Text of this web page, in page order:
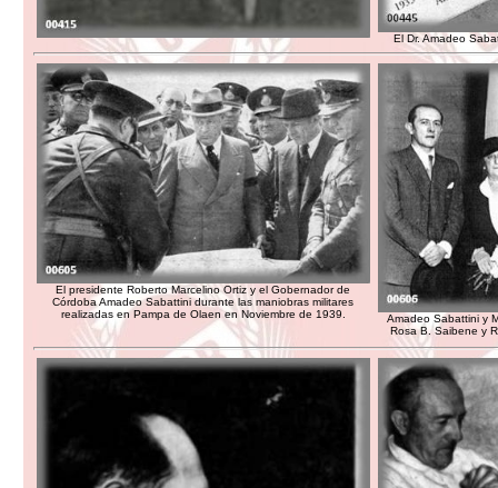
El Dr. Amadeo
El presidente Roberto Marcelino Ortiz y el Gobernador de
Córdoba Amadeo Sabattini durante las maniobras militares
realizadas en Pampa de Olaen en Noviembre de 1939.
Amadeo Sabattini y
Rosa B. Saibene y